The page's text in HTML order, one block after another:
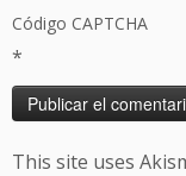
Código CAPTCHA
*
This site uses